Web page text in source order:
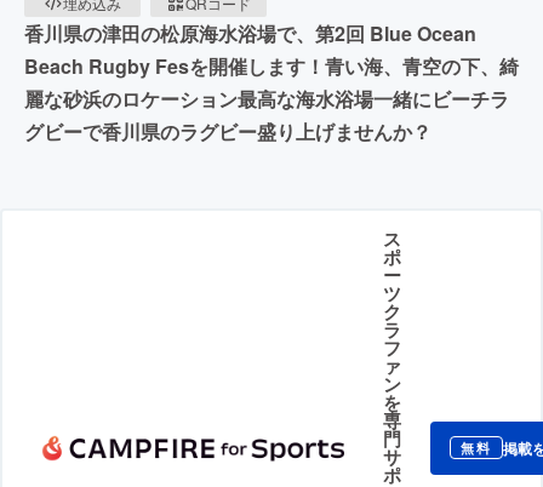
香川県の津田の松原海水浴場で、第2回 Blue Ocean
Beach Rugby Fesを開催します！青い海、青空の下、綺
麗な砂浜のロケーション最高な海水浴場一緒にビーチラ
グビーで香川県のラグビー盛り上げませんか？
ス
ポ
ー
ツ
ク
ラ
フ
ァ
ン
を
専
門
サ
ポ
無料 掲載